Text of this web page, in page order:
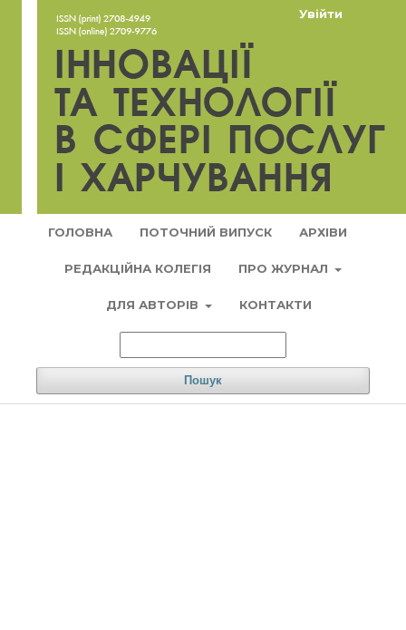
ГОЛОВНА ПОТОЧНИЙ ВИПУСК АРХІВИ
РЕДАКЦІЙНА КОЛЕГІЯ ПРО ЖУРНАЛ
ДЛЯ АВТОРІВ КОНТАКТИ
Пошук
Увійти